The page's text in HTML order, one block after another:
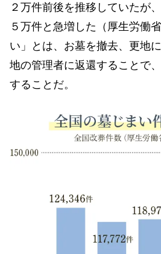
２万件前後を推移していたが
５万件と急増した（厚生労働
い」とは、お墓を撤去、更地
地の管理者に返還することで
することだ。